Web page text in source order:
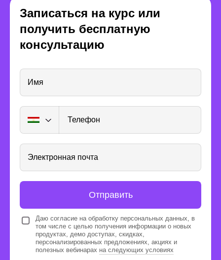
Записаться на курс или
получить бесплатную
консультацию
Имя
Телефон
Электронная почта
Отправить
Даю согласие на обработку персональных данных, в
том числе с целью получения информации о новых
продуктах, демо доступах, скидках,
персонализированных предложениях, акциях и
полезных вебинарах на следующих условиях
Поможем дойти
Куратор-эксперт